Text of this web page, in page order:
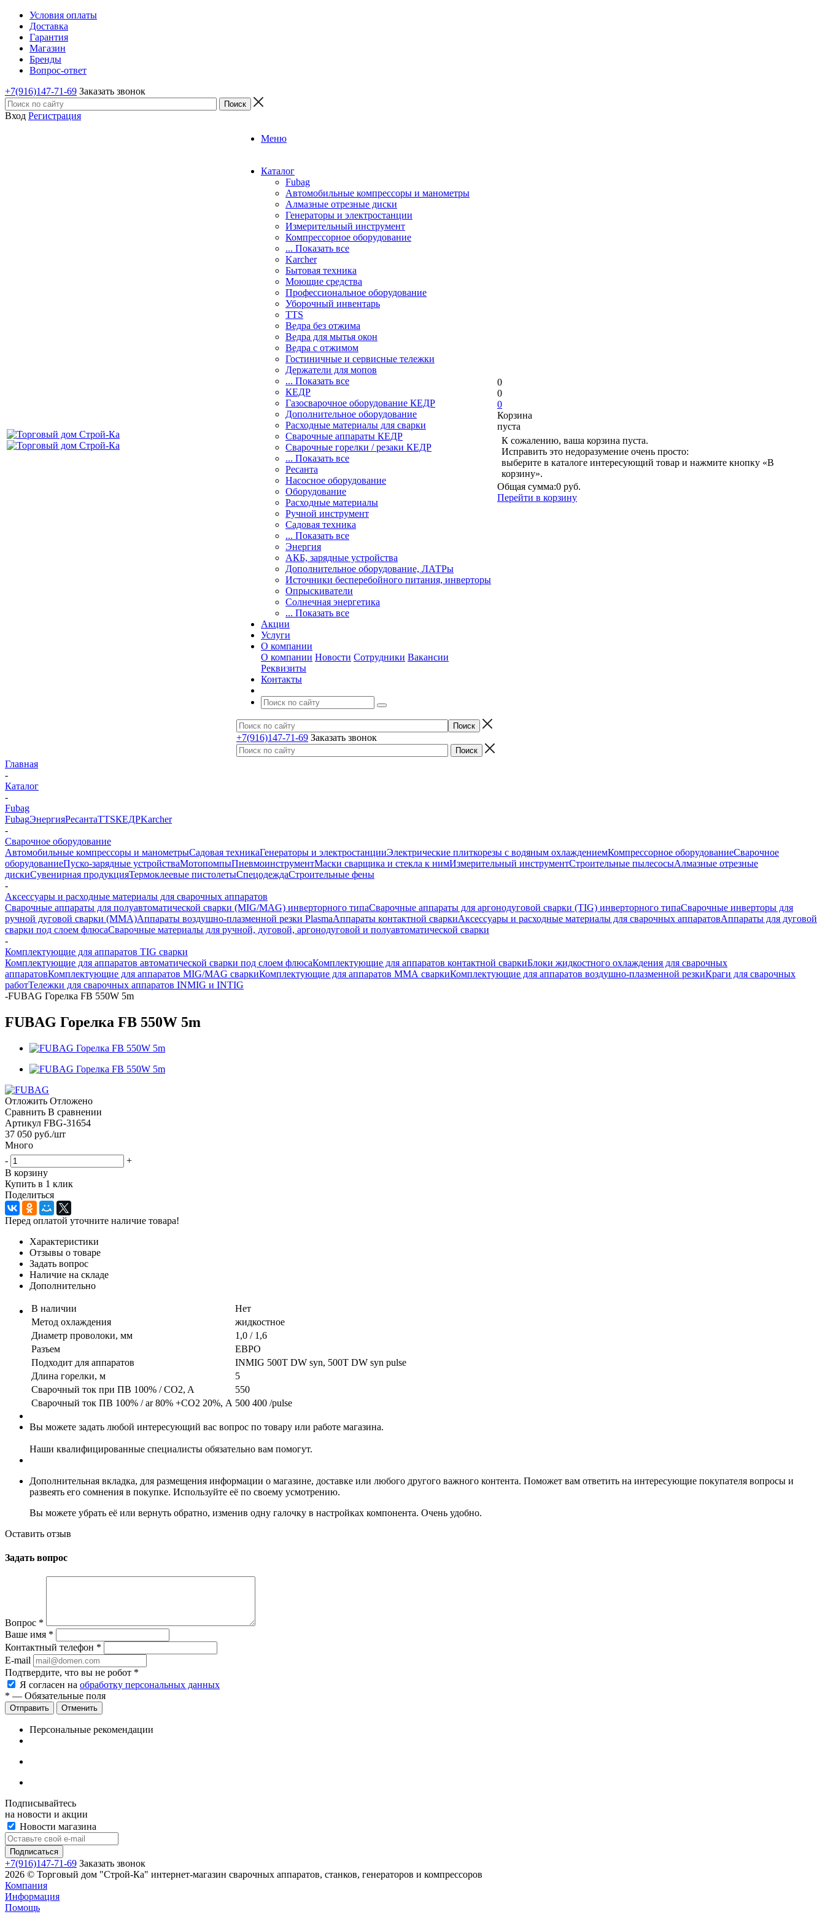
Условия оплаты
Доставка
Гарантия
Магазин
Бренды
Вопрос-ответ
+7(916)147-71-69 Заказать звонок
Вход Регистрация
Меню
Каталог
Fubag
Автомобильные компрессоры и манометры
Алмазные отрезные диски
Генераторы и электростанции
Измерительный инструмент
Компрессорное оборудование
... Показать все
Karcher
Бытовая техника
Моющие средства
Профессиональное оборудование
Уборочный инвентарь
TTS
Ведра без отжима
Ведра для мытья окон
Ведра с отжимом
Гостиничные и сервисные тележки
Держатели для мопов
... Показать все
КЕДР
Газосварочное оборудование КЕДР
Дополнительное оборудование
Расходные материалы для сварки
Сварочные аппараты КЕДР
Сварочные горелки / резаки КЕДР
... Показать все
Ресанта
Насосное оборудование
Оборудование
Расходные материалы
Ручной инструмент
Садовая техника
... Показать все
Энергия
АКБ, зарядные устройства
Дополнительное оборудование, ЛАТРы
Источники бесперебойного питания, инверторы
Опрыскиватели
Солнечная энергетика
... Показать все
Акции
Услуги
О компании
О компании Новости Сотрудники Вакансии
Реквизиты
Контакты
+7(916)147-71-69 Заказать звонок
0
0
0
Корзина
пуста
К сожалению, ваша корзина пуста.
Исправить это недоразумение очень просто:
выберите в каталоге интересующий товар и нажмите кнопку «В
корзину».
Общая сумма:0 руб.
Перейти в корзину
Главная
-
Каталог
-
Fubag
FubagЭнергияРесантаTTSКЕДРKarcher
-
Сварочное оборудование
Автомобильные компрессоры и манометрыСадовая техникаГенераторы и электростанцииЭлектрические плиткорезы с водяным охлаждениемКомпрессорное оборудованиеСварочное
оборудованиеПуско-зарядные устройстваМотопомпыПневмоинструментМаски сварщика и стекла к нимИзмерительный инструментСтроительные пылесосыАлмазные отрезные
дискиСувенирная продукцияТермоклеевые пистолетыСпецодеждаСтроительные фены
-
Аксессуары и расходные материалы для сварочных аппаратов
Сварочные аппараты для полуавтоматической сварки (MIG/MAG) инверторного типаСварочные аппараты для аргонодуговой сварки (TIG) инверторного типаСварочные инверторы для
ручной дуговой сварки (MMA)Аппараты воздушно-плазменной резки PlasmaАппараты контактной сваркиАксессуары и расходные материалы для сварочных аппаратовАппараты для дуговой
сварки под слоем флюсаСварочные материалы для ручной, дуговой, аргонодуговой и полуавтоматической сварки
-
Комплектующие для аппаратов TIG сварки
Комплектующие для аппаратов автоматической сварки под слоем флюсаКомплектующие для аппаратов контактной сваркиБлоки жидкостного охлаждения для сварочных
аппаратовКомплектующие для аппаратов MIG/MAG сваркиКомплектующие для аппаратов ММА сваркиКомплектующие для аппаратов воздушно-плазменной резкиКраги для сварочных
работТележки для сварочных аппаратов INMIG и INTIG
-FUBAG Горелка FB 550W 5m
FUBAG Горелка FB 550W 5m
Отложить Отложено
Сравнить В сравнении
Артикул FBG-31654
37 050 руб./шт
Много
-
+
В корзину
Купить в 1 клик
Поделиться
Перед оплатой уточните наличие товара!
Характеристики
Отзывы о товаре
Задать вопрос
Наличие на складе
Дополнительно
В наличии
Нет
Метод охлаждения
жидкостное
Диаметр проволоки, мм
1,0 / 1,6
Разъем
ЕВРО
Подходит для аппаратов
INMIG 500Т DW syn, 500Т DW syn pulse
Длина горелки, м
5
Сварочный ток при ПВ 100% / CO2, A
550
Сварочный ток ПВ 100% / ar 80% +CO2 20%, А 500 400 /pulse
Вы можете задать любой интересующий вас вопрос по товару или работе магазина.
Наши квалифицированные специалисты обязательно вам помогут.
Дополнительная вкладка, для размещения информации о магазине, доставке или любого другого важного контента. Поможет вам ответить на интересующие покупателя вопросы и
развеять его сомнения в покупке. Используйте её по своему усмотрению.
Вы можете убрать её или вернуть обратно, изменив одну галочку в настройках компонента. Очень удобно.
Оставить отзыв
Задать вопрос
Вопрос *
Ваше имя *
Контактный телефон *
E-mail
Подтвердите, что вы не робот *
Я согласен на обработку персональных данных
* — Обязательные поля
Отменить
Персональные рекомендации
Подписывайтесь
на новости и акции
Новости магазина
+7(916)147-71-69 Заказать звонок
2026 © Торговый дом "Строй-Ка" интернет-магазин сварочных аппаратов, станков, генераторов и компрессоров
Компания
Информация
Помощь